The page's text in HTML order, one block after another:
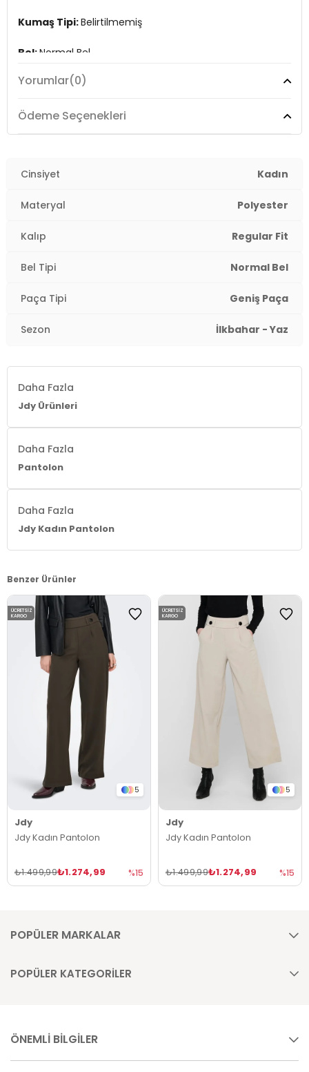
Kumaş Tipi:Belirtilmemiş
Bel:Normal Bel
Boy:Standart
Paça Tipi:Geniş Paça
Yaş Grubu:
Menşei:Bangladeş
Yorumlar(0)
Ödeme Seçenekleri
Cinsiyet Kadın
Materyal Polyester
Kalıp Regular Fit
Bel Tipi Normal Bel
Paça Tipi Geniş Paça
Sezon İlkbahar - Yaz
Daha Fazla
Jdy Ürünleri
Daha Fazla
Pantolon
Daha Fazla
Jdy Kadın Pantolon
Benzer Ürünler
5
Jdy
Jdy Kadın Pantolon
₺1.274,99
₺1.499,99 %15
ÜCRETSIZ
KARGO
5
Jdy
Jdy Kadın Pantolon
₺1.274,99
₺1.499,99 %15
ÜCRETSIZ
KARGO
POPÜLER MARKALAR
POPÜLER KATEGORİLER
ÖNEMLİ BİLGİLER